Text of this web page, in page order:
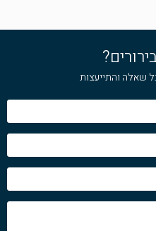
שאלה והתייעצות